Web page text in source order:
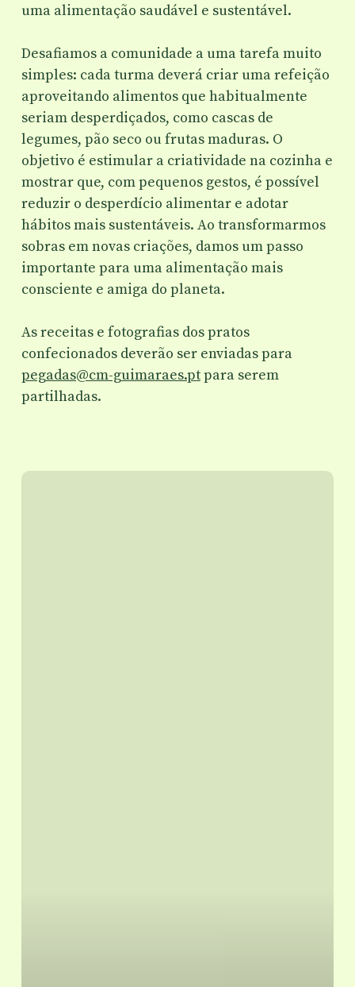
uma alimentação saudável e sustentável.
Desafiamos a comunidade a uma tarefa muito
simples: cada turma deverá criar uma refeição
aproveitando alimentos que habitualmente
seriam desperdiçados, como cascas de
legumes, pão seco ou frutas maduras. O
objetivo é estimular a criatividade na cozinha e
mostrar que, com pequenos gestos, é possível
reduzir o desperdício alimentar e adotar
hábitos mais sustentáveis. Ao transformarmos
sobras em novas criações, damos um passo
importante para uma alimentação mais
consciente e amiga do planeta.
As receitas e fotografias dos pratos
confecionados deverão ser enviadas para
pegadas@cm-guimaraes.ptpara serem
partilhadas.